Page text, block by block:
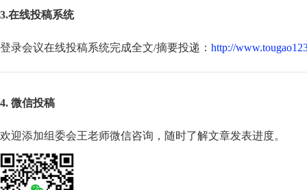
3.在线投稿系统
登录会议在线投稿系统完成全文/摘要投递： http://
4. 微信投稿
欢迎添加组委会王老师微信咨询，随时了解文章发表进度。